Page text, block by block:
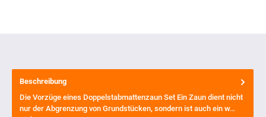
Beschreibung
Die Vorzüge eines Doppelstabmattenzaun Set Ein Zaun dient nicht
nur der Abgrenzung von Grundstücken, sondern ist auch ein w…